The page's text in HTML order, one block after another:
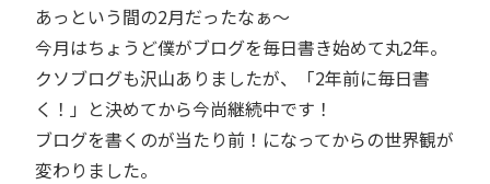
あっという間の2月だったなぁ〜
今月はちょうど僕がブログを毎日書き始めて丸2年。
クソブログも沢山ありましたが、「2年前に毎日書
く！」と決めてから今尚継続中です！
ブログを書くのが当たり前！になってからの世界観が
変わりました。